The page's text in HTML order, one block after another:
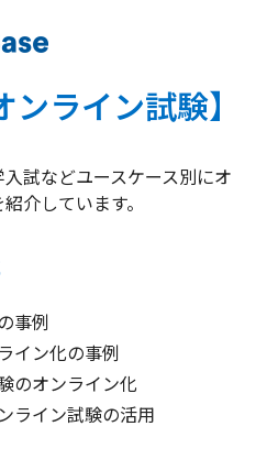
ライン試験】
試などユースケース別にオ
介しています。
事例
イン化の事例
のオンライン化
ライン試験の活用